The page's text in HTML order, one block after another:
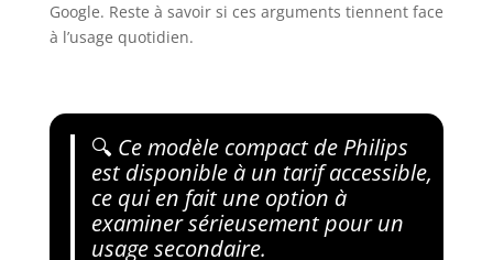
Google. Reste à savoir si ces arguments tiennent face
à l’usage quotidien.
🔍 Ce modèle compact de Philips
est disponible à un tarif accessible,
ce qui en fait une option à
examiner sérieusement pour un
usage secondaire.